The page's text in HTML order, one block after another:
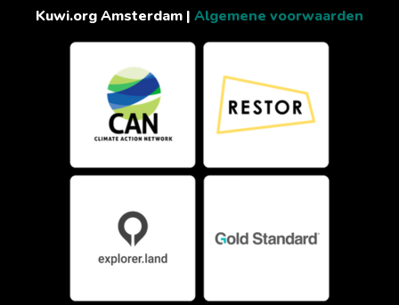
Kuwi.org Amsterdam | Algemene voorwaarden